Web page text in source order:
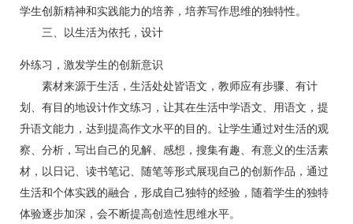
学生创新精神和实践能力的培养，培养写作思维的独特性。
三、以生活为依托，设计
外练习，激发学生的创新意识
素材来源于生活，生活处处皆语文，教师应有步骤、有计
划、有目的地设计作文练习，让其在生活中学语文、用语文，提
升语文能力，达到提高作文水平的目的。让学生通过对生活的观
察、分析，写出自己的见解、感想，搜集有趣、有意义的生活素
材，以日记、读书笔记、随笔等形式展现自己的创新作品，通过
生活和个体实践的融合，形成自己独特的经验，随着学生的独特
体验逐步加深，会不断提高创造性思维水平。